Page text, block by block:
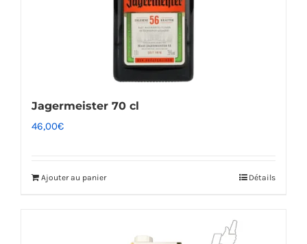
Jagermeister 70 cl
46,00€
Ajouter au panier Détails